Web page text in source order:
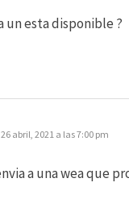
un esta disponible ?
dice:
26 abril, 2021 a las 7:00 pm
a una wea que